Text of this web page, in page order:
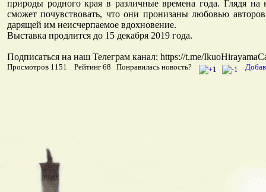
природы родного края в различные времена года. Глядя на
сможет почувствовать, что они пронизаны любовью
дарящей им неисчерпаемое вдохновение.
Выставка продлится до 15 декабря 2019 года.
Подписаться на наш Телеграм канал: https://t.me/
Просмотров 1151 Рейтинг 68 Понравилась новость?